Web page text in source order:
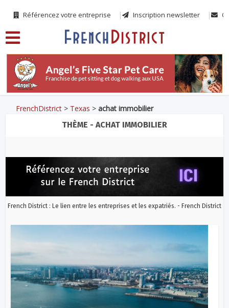
Référencez votre entreprise Inscription newsletter
FrenchDistrict > Texas >achat immobilier
THÈME - ACHAT IMMOBILIER
French District : Le lien entre les entreprises et les expatriés. - French District